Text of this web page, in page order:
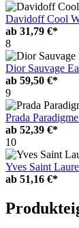
Davidoff Cool
ab 31,79 €*
8
Dior Sauvage
ab 59,50 €*
9
Prada
ab 52,39 €*
10
Yves Saint
ab 51,16 €*